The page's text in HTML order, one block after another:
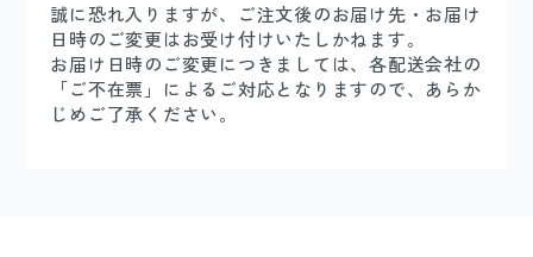
誠に恐れ入りますが、ご注文後のお届け先・お届け
日時のご変更はお受け付けいたしかねます。
お届け日時のご変更につきましては、各配送会社の
「ご不在票」によるご対応となりますので、あらか
じめご了承ください。